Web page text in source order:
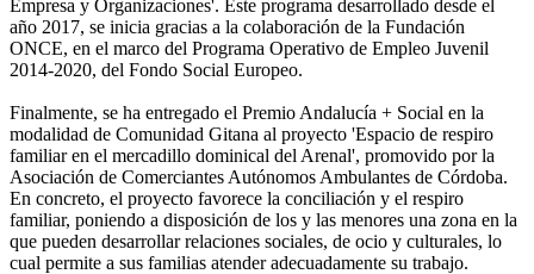
Empresa y Organizaciones'. Este programa desarrollado desde el
año 2017, se inicia gracias a la colaboración de la Fundación
ONCE, en el marco del Programa Operativo de Empleo Juvenil
2014-2020, del Fondo Social Europeo.
Finalmente, se ha entregado el Premio Andalucía + Social en la
modalidad de Comunidad Gitana al proyecto 'Espacio de respiro
familiar en el mercadillo dominical del Arenal', promovido por la
Asociación de Comerciantes Autónomos Ambulantes de Córdoba.
En concreto, el proyecto favorece la conciliación y el respiro
familiar, poniendo a disposición de los y las menores una zona en la
que pueden desarrollar relaciones sociales, de ocio y culturales, lo
cual permite a sus familias atender adecuadamente su trabajo.